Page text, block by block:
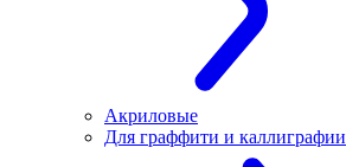
Акриловые
Для граффити и каллиграфии